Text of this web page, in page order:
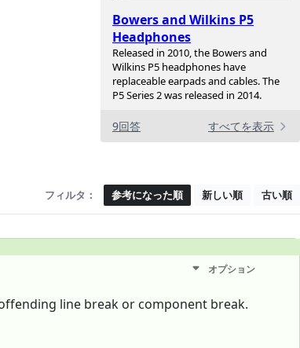
Bowers and Wilkins P5
Headphones
Released in 2010, the Bowers and
Wilkins P5 headphones have
replaceable earpads and cables. The
P5 Series 2 was released in 2014.
9回答 すべてを表示
フィルタ： 参考になった順 新しい順 古い順
オプション
line break or component break.